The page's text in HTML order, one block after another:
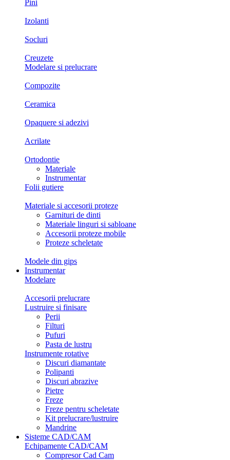
Pini
Izolanti
Socluri
Creuzete
Modelare si prelucrare
Compozite
Ceramica
Opaquere si adezivi
Acrilate
Ortodontie
Materiale
Instrumentar
Folii gutiere
Materiale si accesorii proteze
Garnituri de dinti
Materiale linguri si sabloane
Accesorii proteze mobile
Proteze scheletate
Modele din gips
Instrumentar
Modelare
Accesorii prelucrare
Lustruire si finisare
Perii
Filturi
Pufuri
Pasta de lustru
Instrumente rotative
Discuri diamantate
Polipanti
Discuri abrazive
Pietre
Freze
Freze pentru scheletate
Kit prelucrare/lustruire
Mandrine
Sisteme CAD/CAM
Echipamente CAD/CAM
Compresor Cad Cam